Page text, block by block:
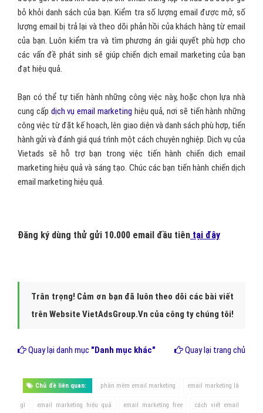
Nhưng bạn có thể gửi thư từ 5h-7h tối, đây là khoảng thời gian đặc
biệt cho các email về khuyến mãi và các dịch vụ đặc biệt khác. Vì
vậy, bạn cần thời gian biểu phù hợp để gửi mail, vừa không làm
phiền khách hàng vừa hiển thị được email của mình.
và phản hồi email.
lượng email bị trả lại và theo dõi phản hồi của khách hàng từ email
các vấn đề phát sinh sẽ giúp chiến dịch email marketing của bạn
cung cấpdịch vụ email marketing
công việc từ đặt kế hoạch, lên giao diện và danh sách phù hợp, tiến
hành gửi và đánh giá quá trình một cách chuyên nghiệp. Dịch vụ của